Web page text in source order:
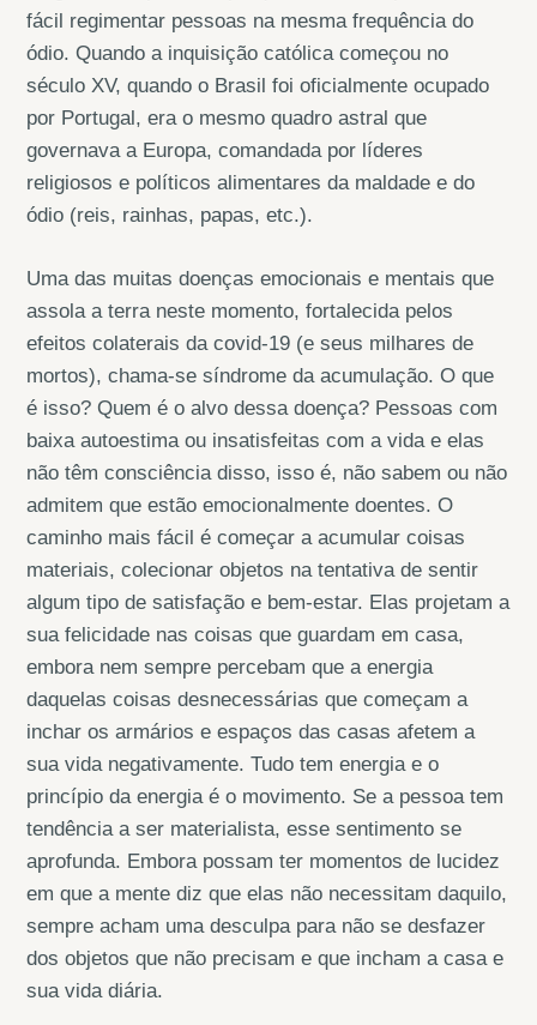
fácil regimentar pessoas na mesma frequência do
ódio. Quando a inquisição católica começou no
século XV, quando o Brasil foi oficialmente ocupado
por Portugal, era o mesmo quadro astral que
governava a Europa, comandada por líderes
religiosos e políticos alimentares da maldade e do
ódio (reis, rainhas, papas, etc.).
Uma das muitas doenças emocionais e mentais que
assola a terra neste momento, fortalecida pelos
efeitos colaterais da covid-19 (e seus milhares de
mortos), chama-se síndrome da acumulação. O que
é isso? Quem é o alvo dessa doença? Pessoas com
baixa autoestima ou insatisfeitas com a vida e elas
não têm consciência disso, isso é, não sabem ou não
admitem que estão emocionalmente doentes. O
caminho mais fácil é começar a acumular coisas
materiais, colecionar objetos na tentativa de sentir
algum tipo de satisfação e bem-estar. Elas projetam a
sua felicidade nas coisas que guardam em casa,
embora nem sempre percebam que a energia
daquelas coisas desnecessárias que começam a
inchar os armários e espaços das casas afetem a
sua vida negativamente. Tudo tem energia e o
princípio da energia é o movimento. Se a pessoa tem
tendência a ser materialista, esse sentimento se
aprofunda. Embora possam ter momentos de lucidez
em que a mente diz que elas não necessitam daquilo,
sempre acham uma desculpa para não se desfazer
dos objetos que não precisam e que incham a casa e
sua vida diária.